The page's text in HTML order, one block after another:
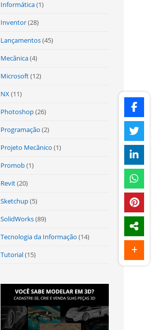
Informática(1)
Inventor(28)
Lançamentos(45)
Mecânica(4)
Microsoft(12)
NX(11)
Photoshop(26)
Programação (2)
Projeto Mecânico (1)
Promob(1)
Revit(20)
Sketchup(5)
SolidWorks(89)
Tecnologia da Informação (14)
Tutorial(15)